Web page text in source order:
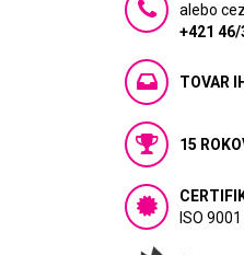
alebo
+421 46/
TOVAR
15
ISO